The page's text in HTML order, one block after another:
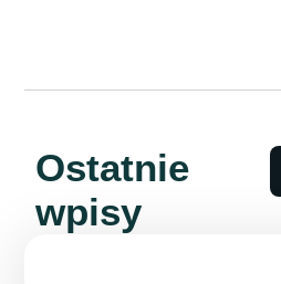
Ostatnie
wpisy